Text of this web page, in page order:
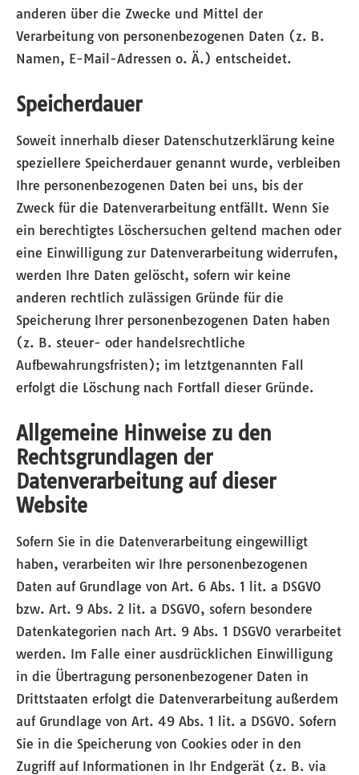
anderen über die Zwecke und Mittel der
Verarbeitung von personenbezogenen Daten (z. B.
Namen, E-Mail-Adressen o. Ä.) entscheidet.
Speicherdauer
Soweit innerhalb dieser Datenschutzerklärung keine
speziellere Speicherdauer genannt wurde, verbleiben
Ihre personenbezogenen Daten bei uns, bis der
Zweck für die Datenverarbeitung entfällt. Wenn Sie
ein berechtigtes Löschersuchen geltend machen oder
eine Einwilligung zur Datenverarbeitung widerrufen,
werden Ihre Daten gelöscht, sofern wir keine
anderen rechtlich zulässigen Gründe für die
Speicherung Ihrer personenbezogenen Daten haben
(z. B. steuer- oder handelsrechtliche
Aufbewahrungsfristen); im letztgenannten Fall
erfolgt die Löschung nach Fortfall dieser Gründe.
Allgemeine Hinweise zu den
Rechtsgrundlagen der
Datenverarbeitung auf dieser
Website
Sofern Sie in die Datenverarbeitung eingewilligt
haben, verarbeiten wir Ihre personenbezogenen
Daten auf Grundlage von Art. 6 Abs. 1 lit. a DSGVO
bzw. Art. 9 Abs. 2 lit. a DSGVO, sofern besondere
Datenkategorien nach Art. 9 Abs. 1 DSGVO verarbeitet
werden. Im Falle einer ausdrücklichen Einwilligung
in die Übertragung personenbezogener Daten in
Drittstaaten erfolgt die Datenverarbeitung außerdem
auf Grundlage von Art. 49 Abs. 1 lit. a DSGVO. Sofern
Sie in die Speicherung von Cookies oder in den
Zugriff auf Informationen in Ihr Endgerät (z. B. via